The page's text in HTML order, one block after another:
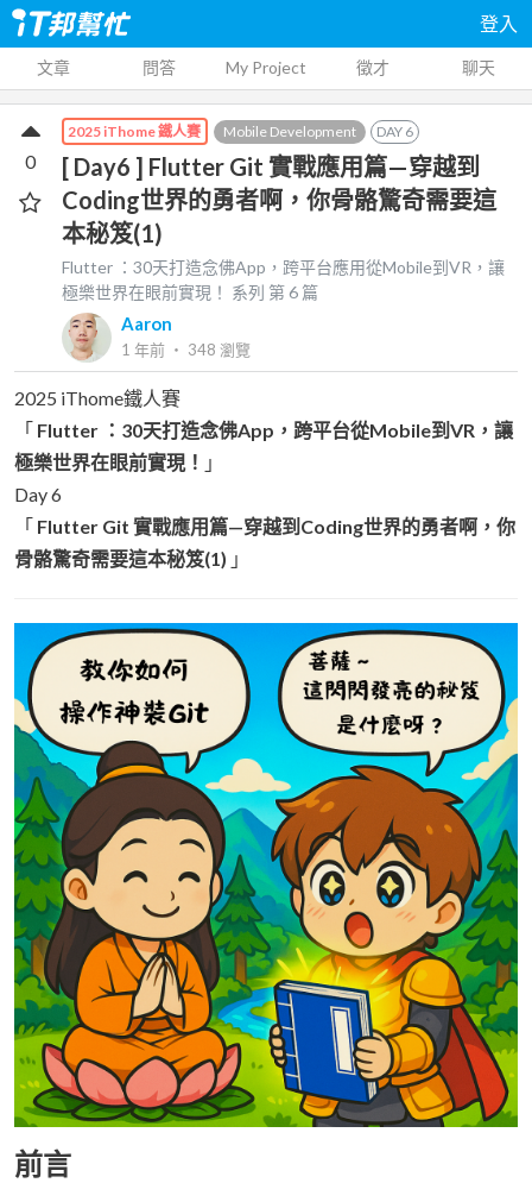
登入
文章 問答 My Project 徵才 聊天
2025 iThome 鐵人賽 Mobile Development DAY 6
[ Day6 ] Flutter Git 實戰應用篇—穿越到
Coding世界的勇者啊，你骨骼驚奇需要這
本秘笈(1)
Flutter ：30天打造念佛App，跨平台應用從Mobile到VR，讓
極樂世界在眼前實現！ 系列 第6 篇
Aaron
1 年前 ‧ 348 瀏覽
0
2025 iThome鐵人賽
「 Flutter ：30天打造念佛App，跨平台從Mobile到VR，讓
極樂世界在眼前實現！ 」
Day 6
「 Flutter Git 實戰應用篇—穿越到Coding世界的勇者啊，你
骨骼驚奇需要這本秘笈(1) 」
前言